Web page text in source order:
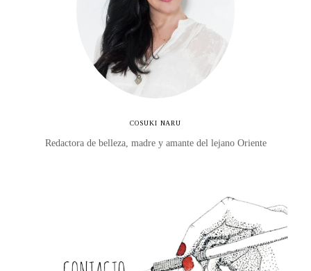
COSUKI NARU
Redactora de belleza, madre y amante del lejano Oriente